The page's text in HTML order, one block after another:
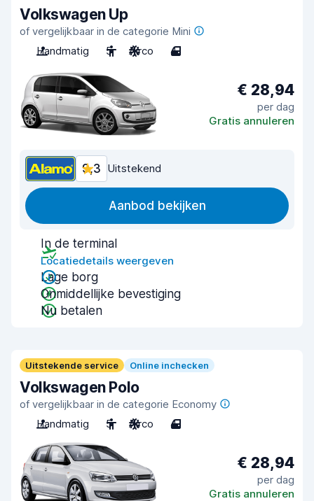
Volkswagen Up
of vergelijkbaar in de categorie Mini
Handmatig
5 Airco 4
€ 28,94
per dag
Gratis annuleren
9,3 Uitstekend
Aanbod bekijken
In de terminal
Locatiedetails weergeven
Lage borg
Onmiddellijke bevestiging
Nu betalen
Uitstekende service Online inchecken
Volkswagen Polo
of vergelijkbaar in de categorie Economy
Handmatig
5 Airco 4
€ 28,94
per dag
Gratis annuleren